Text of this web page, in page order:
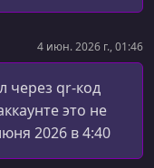
4 июн. 2026 г., 01:46
через qr-код
это не
2026 в 4:40